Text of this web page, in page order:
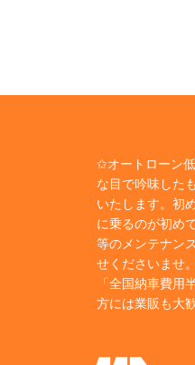
✩オートローン
な目で吟味した
いたします。初
に乗るのが初め
等のメンテナン
せくださいませ
「全国納車費
方には業販も大